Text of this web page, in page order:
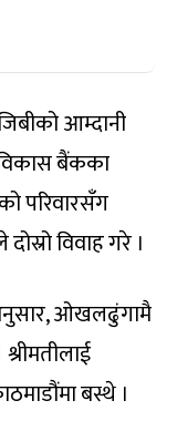
आम्दानी
विकास बैंकका
परिवारसँग
विवाह गरे ।
ओखलढुंगामै
बस्थे ।